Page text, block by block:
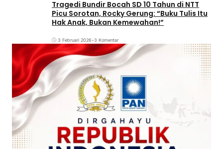
Tragedi Bundir Bocah SD 10 Tahun di NTT
Picu Sorotan, Rocky Gerung: “Buku Tulis Itu
Hak Anak, Bukan Kemewahan!”
3 Februari 2026•3 Komentar